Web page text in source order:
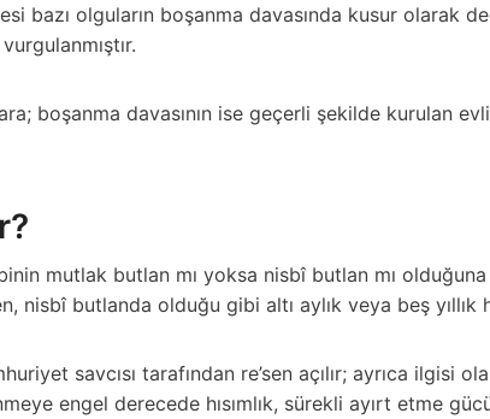
bazı olguların boşanma davasında kusur olarak
boşanma davasının ise geçerli şekilde kurulan
mutlak butlan mı yoksa nisbî butlan mı
butlanda olduğu gibi altı aylık veya beş
savcısı tarafından re’sen açılır; ayrıca ilgisi
engel derecede hısımlık, sürekli ayırt etme